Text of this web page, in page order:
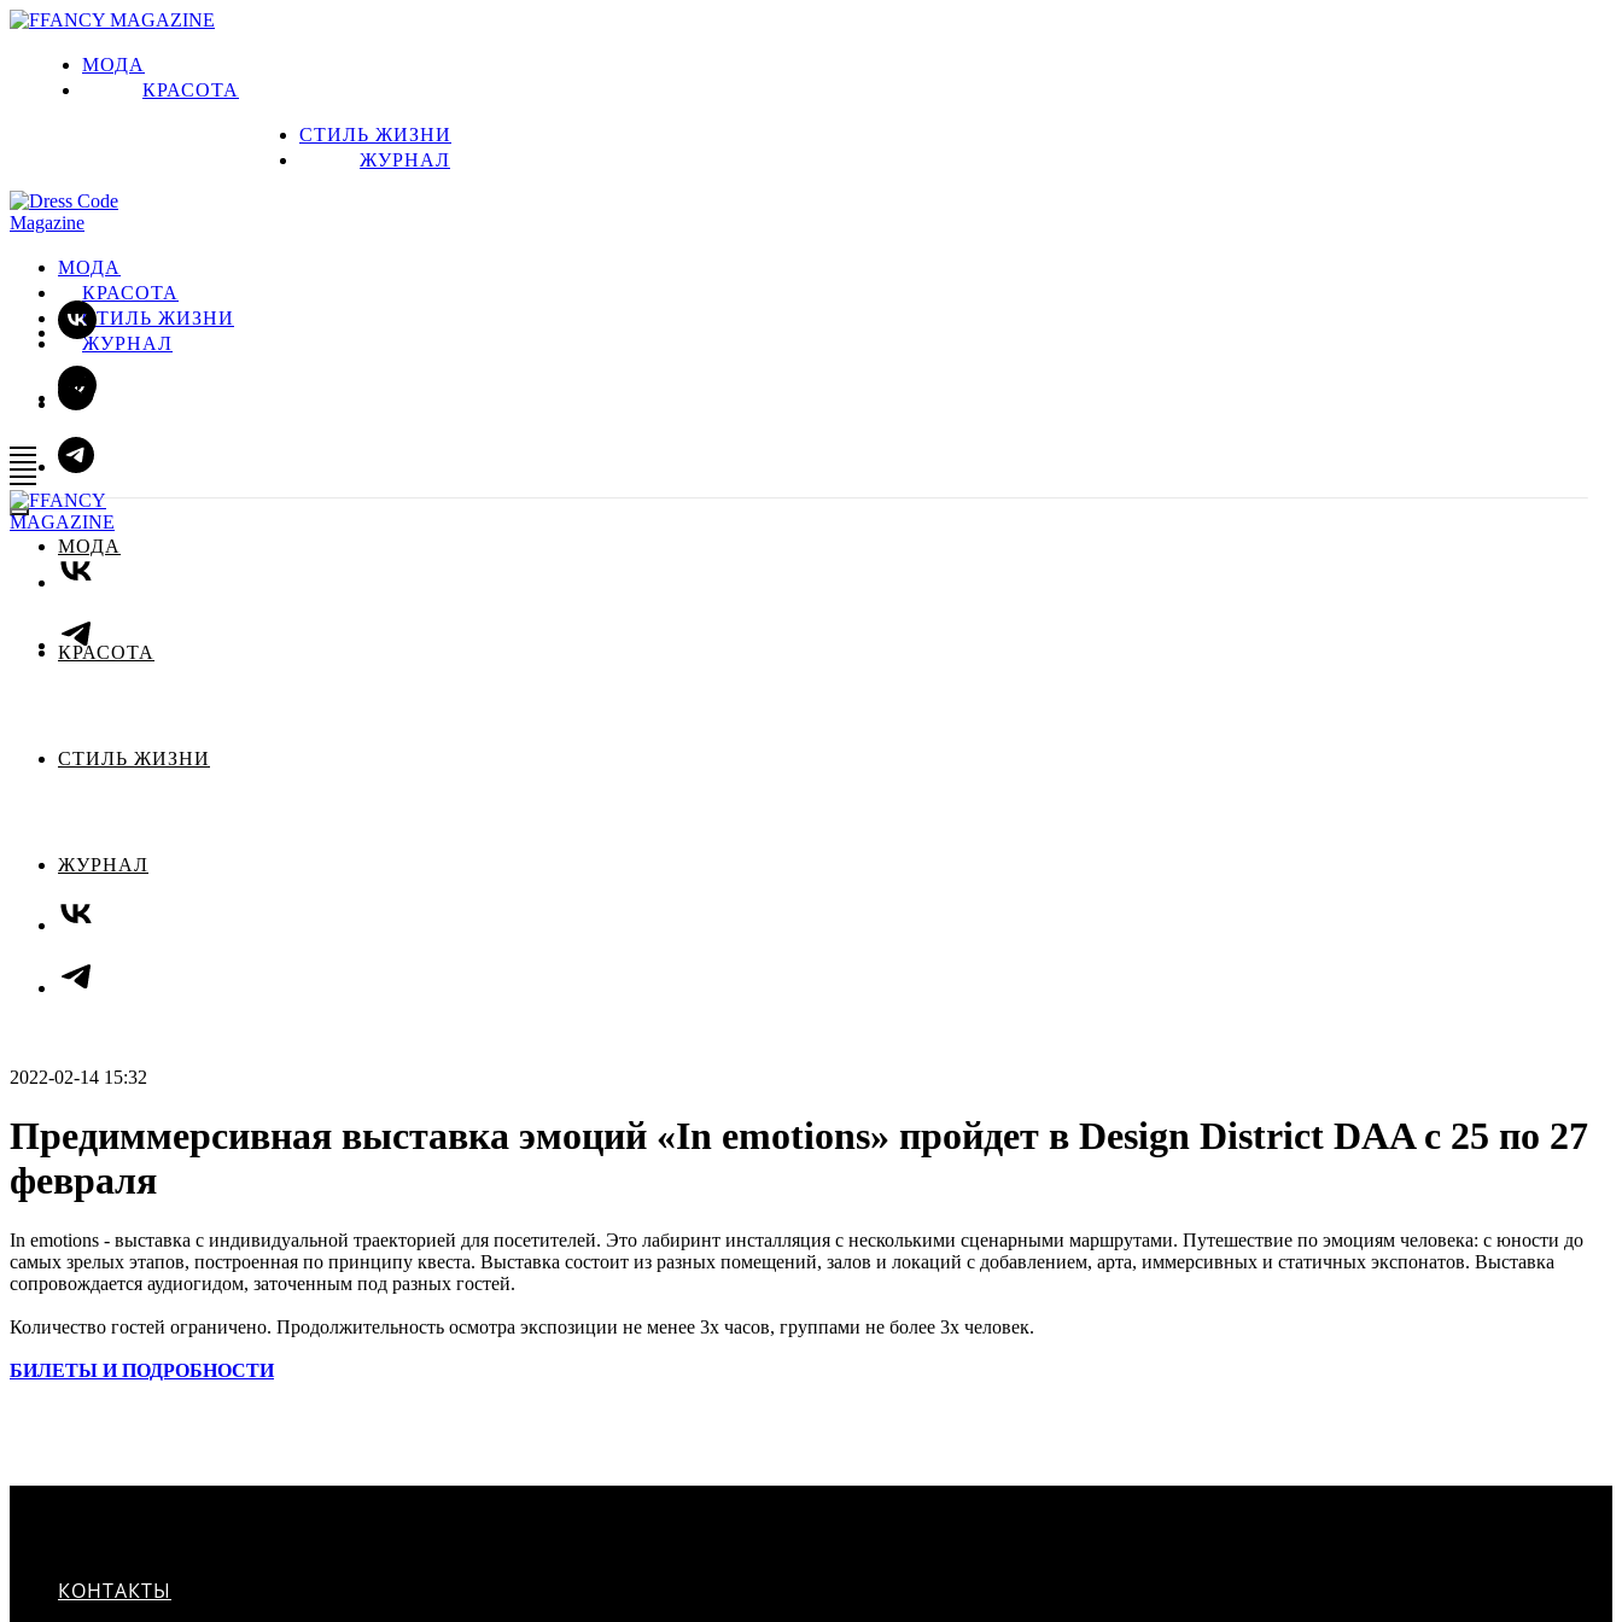
МОДА
КРАСОТА
СТИЛЬ ЖИЗНИ
ЖУРНАЛ
МОДА
КРАСОТА
СТИЛЬ ЖИЗНИ
ЖУРНАЛ
МОДА
КРАСОТА
СТИЛЬ ЖИЗНИ
ЖУРНАЛ
2022-02-14 15:32
Предиммерсивная выставка эмоций «In emotions» пройдет в Design District DAA с 25 по 27
февраля
In emotions - выставка с индивидуальной траекторией для посетителей. Это лабиринт инсталляция с несколькими сценарными маршрутами. Путешествие по эмоциям человека: с юности до
самых зрелых этапов, построенная по принципу квеста. Выставка состоит из разных помещений, залов и локаций с добавлением, арта, иммерсивных и статичных экспонатов. Выставка
сопровождается аудиогидом, заточенным под разных гостей.
Количество гостей ограничено. Продолжительность осмотра экспозиции не менее 3х часов, группами не более 3х человек.
БИЛЕТЫ И ПОДРОБНОСТИ
КОНТАКТЫ